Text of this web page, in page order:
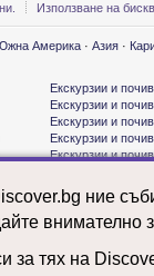
Използване на
Америка · Азия ·
Екскурзии и
Екскурзии и
Екскурзии и
Екскурзии и
Екскурзии и
Екскурзии и
Екскурзии и
Екскурзии и
Екскурзии и
ние
тях на